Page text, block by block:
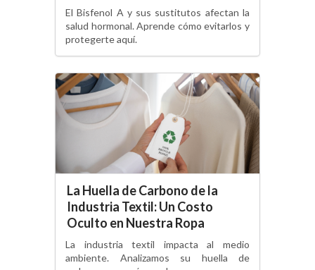
El Bisfenol A y sus sustitutos afectan la
salud hormonal. Aprende cómo evitarlos y
protegerte aquí.
La Huella de Carbono de la
Industria Textil: Un Costo
Oculto en Nuestra Ropa
La industria textil impacta al medio
ambiente. Analizamos su huella de